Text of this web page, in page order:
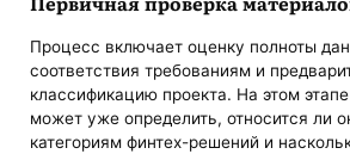
Процесс включает оценку полноты
соответствия требованиям и
классификацию проекта. На этом
может уже определить, относится ли
категориям финтех-решений и